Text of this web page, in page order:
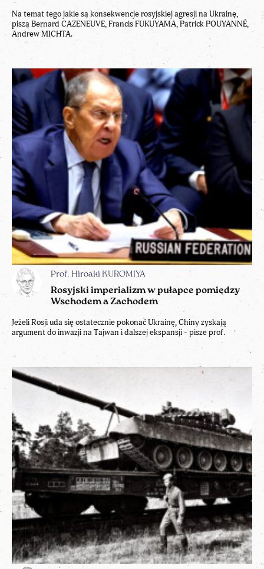
Na temat tego jakie są konsekwencje rosyjskiej agresji na Ukrainę,
piszą Bernard CAZENEUVE, Francis FUKUYAMA, Patrick POUYANNÉ,
Andrew MICHTA.
Prof. Hiroaki KUROMIYA
Rosyjski imperializm w pułapce pomiędzy
Wschodem a Zachodem
Jeżeli Rosji uda się ostatecznie pokonać Ukrainę, Chiny zyskają
argument do inwazji na Tajwan i dalszej ekspansji - pisze prof.